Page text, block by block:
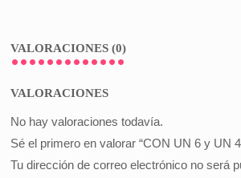
VALORACIONES (0)
VALORACIONES
No hay valoraciones todavía.
Sé el primero en valorar “CON UN 6 y UN
Tu dirección de correo electrónico no será